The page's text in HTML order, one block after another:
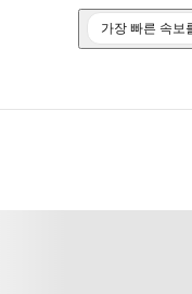
가장 빠른 속보